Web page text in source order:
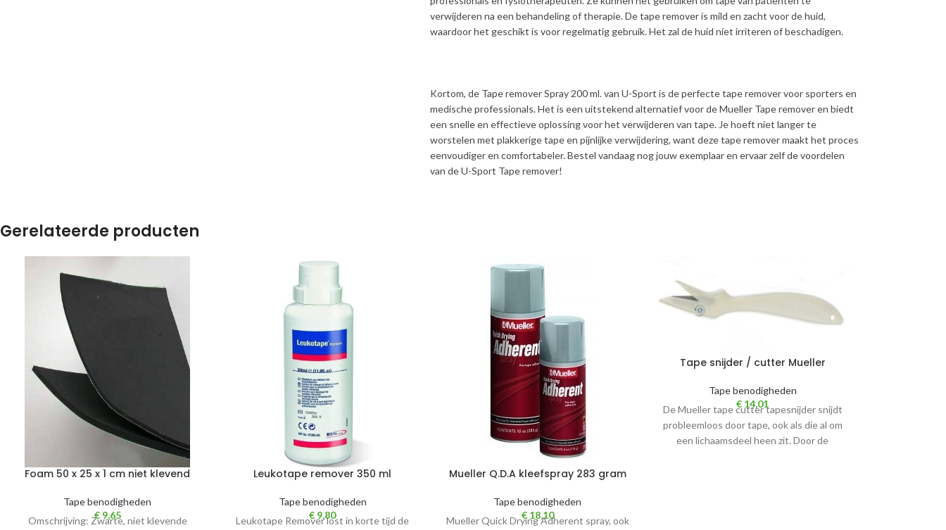
verwijderen na een behandeling of therapie. De tape remover is mild en zacht voor de huid,
waardoor het geschikt is voor regelmatig gebruik. Het zal de huid niet irriteren of beschadigen.
Kortom, de Tape remover Spray 200 ml. van U-Sport is de perfecte tape remover voor sporters en
medische professionals. Het is een uitstekend alternatief voor de Mueller Tape remover en biedt
een snelle en effectieve oplossing voor het verwijderen van tape. Je hoeft niet langer te
worstelen met plakkerige tape en pijnlijke verwijdering, want deze tape remover maakt het proces
eenvoudiger en comfortabeler. Bestel vandaag nog jouw exemplaar en ervaar zelf de voordelen
van de U-Sport Tape remover!
Gerelateerde producten
Foam 50 x 25 x 1 cm niet klevend
Tape benodigheden
€9,65
Omschrijving: Zwarte, niet klevende
Leukotape remover 350 ml
Tape benodigheden
€ 9,80
Leukotape Remover lost in korte tijd de
Mueller Q.D.A kleefspray 283 gram
Tape benodigheden
€18,10
Mueller Quick Drying Adherent spray, ook
Tape snijder / cutter Mueller
Tape benodigheden
€ 14,01
De Mueller tape cutter tapesnijder snijdt
probleemloos door tape, ook als die al om
een lichaamsdeel heen zit. Door de